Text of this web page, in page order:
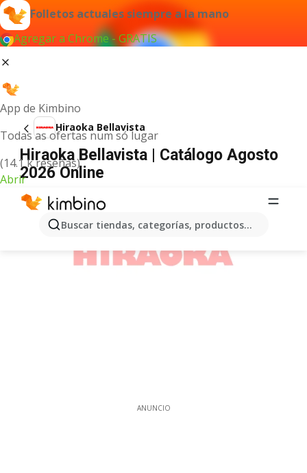
Folletos actuales siempre a la mano
Agregar a Chrome - GRATIS
App de Kimbino
Todas as ofertas num só lugar
(14.1 k reseñas)
Abrir
Buscar tiendas, categorías, productos...
Hiraoka Bellavista
Hiraoka Bellavista | Catálogo Agosto
2026 Online
ANUNCIO